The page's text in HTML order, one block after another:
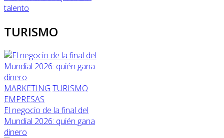
talento
TURISMO
MARKETING TURISMO
EMPRESAS
El negocio de la final del
Mundial 2026: quién gana
dinero